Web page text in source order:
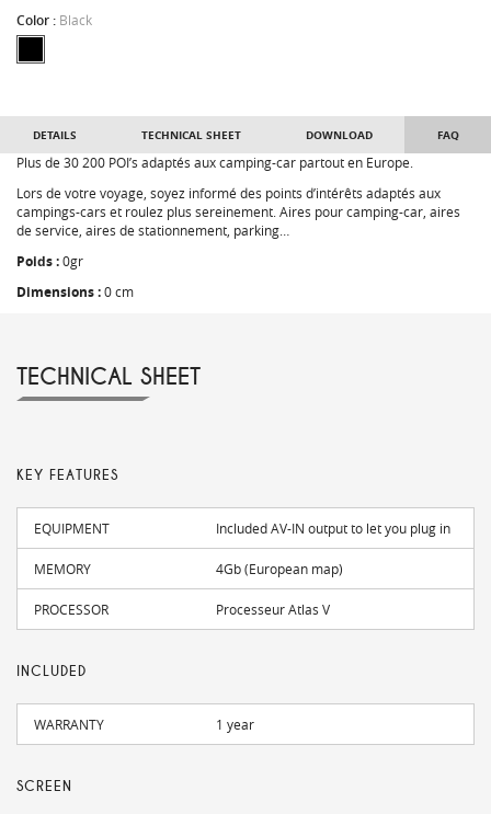
Color : Black
DETAILS TECHNICAL SHEET DOWNLOAD FAQ
Plus de 30 200 POI’s adaptés aux camping-car partout en Europe.
Lors de votre voyage, soyez informé des points d’intérêts adaptés aux
campings-cars et roulez plus sereinement. Aires pour camping-car, aires
de service, aires de stationnement, parking…
Poids :0gr
Dimensions :0 cm
TECHNICAL SHEET
KEY FEATURES
EQUIPMENT Included AV-IN output to let you plug in
MEMORY 4Gb (European map)
PROCESSOR Processeur Atlas V
INCLUDED
WARRANTY 1 year
SCREEN